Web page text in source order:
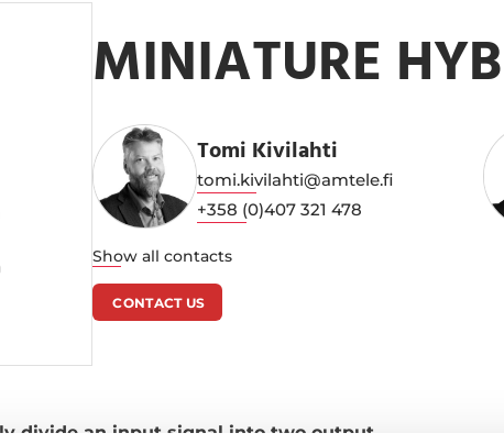
MINIATURE
Tomi Kivilahti
tomi.kivilahti@amtele.fi
+358 (0)407 321 478
Show all contacts
CONTACT US
divide an input signal into two output